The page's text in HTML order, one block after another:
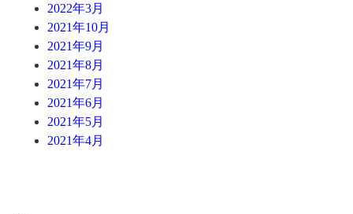
2022年3月
2021年10月
2021年9月
2021年8月
2021年7月
2021年6月
2021年5月
2021年4月